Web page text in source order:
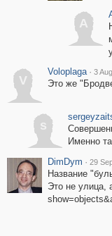
A
V
Voloplaga · 3
Это же
s
Именно
DimDym · 29
Название
Это не улица,